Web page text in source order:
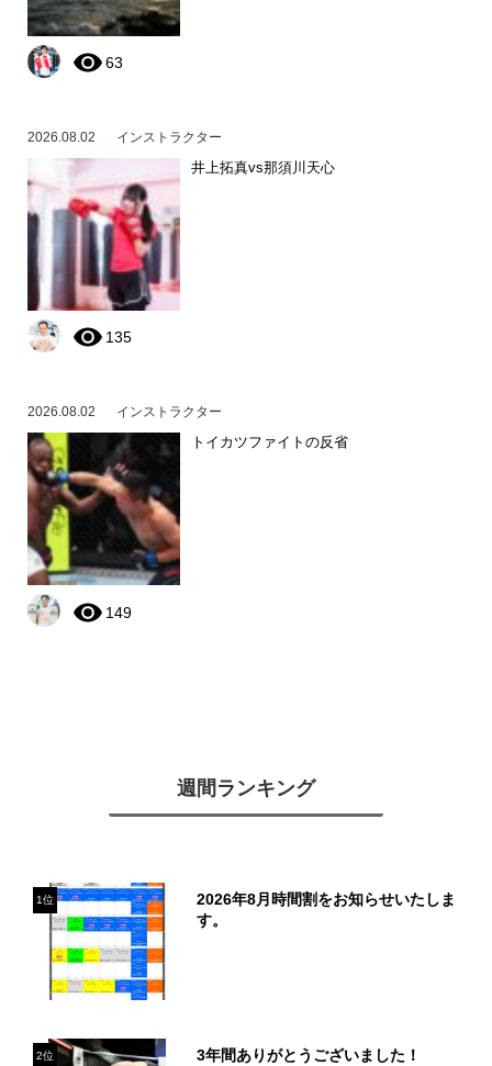
63
2026.08.02 インストラクター
井上拓真vs那須川天心
135
2026.08.02 インストラクター
トイカツファイトの反省
149
週間ランキング
1位
2026年8月時間割をお知らせいたしま
す。
2位 3年間ありがとうございました！